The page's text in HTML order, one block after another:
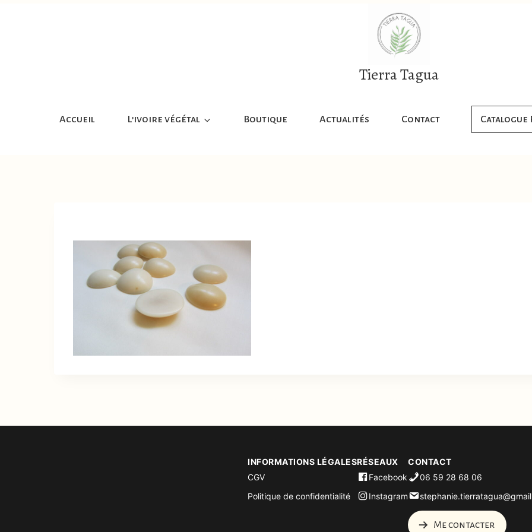
Tierra Tagua
Accueil L’ivoire végétal Boutique Actualités Contact Catalogue
INFORMATIONS LÉGALES
CGV
Politique de confidentialité
RÉSEAUX
Facebook
Instagram
CONTACT
06 59 28 68 06
Me contacter